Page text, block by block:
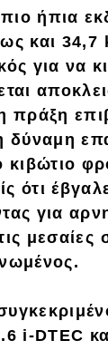
ήπια
και 34,7
για να
πράξη
ότι
για
i-DTEC